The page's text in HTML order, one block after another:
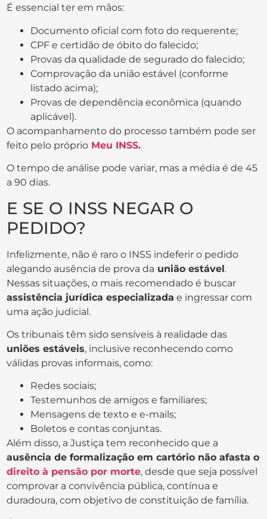
É essencial ter em mãos:
Documento oficial com foto do requerente;
CPF e certidão de óbito do falecido;
Provas da qualidade de segurado do falecido;
Comprovação da união estável (conforme
listado acima);
Provas de dependência econômica (quando
aplicável).
O acompanhamento do processo também pode ser
feito pelo próprio Meu INSS.
O tempo de análise pode variar, mas a média é de 45
a 90 dias.
E SE O INSS NEGAR O
PEDIDO?
Infelizmente, não é raro o INSS indeferir o pedido
alegando ausência de prova da união estável.
Nessas situações, o mais recomendado é buscar
assistência jurídica especializada e ingressar com
uma ação judicial.
Os tribunais têm sido sensíveis à realidade das
uniões estáveis, inclusive reconhecendo como
válidas provas informais, como:
Redes sociais;
Testemunhos de amigos e familiares;
Mensagens de texto e e-mails;
Boletos e contas conjuntas.
Além disso, a Justiça tem reconhecido que a
ausência de formalização em cartório não afasta o
direito à pensão por morte, desde que seja possível
comprovar a convivência pública, contínua e
duradoura, com objetivo de constituição de família.